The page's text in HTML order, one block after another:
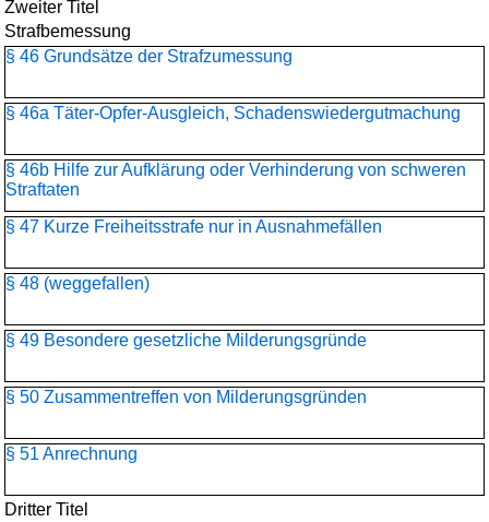
Zweiter Titel
Strafbemessung
§ 46 Grundsätze der Strafzumessung
§ 46a Täter-Opfer-Ausgleich, Schadenswiedergutmachung
§ 46b Hilfe zur Aufklärung oder Verhinderung von schweren
Straftaten
§ 47 Kurze Freiheitsstrafe nur in Ausnahmefällen
§ 48 (weggefallen)
§ 49 Besondere gesetzliche Milderungsgründe
§ 50 Zusammentreffen von Milderungsgründen
§ 51 Anrechnung
Dritter Titel